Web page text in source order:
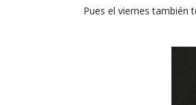
Pues el viernes también